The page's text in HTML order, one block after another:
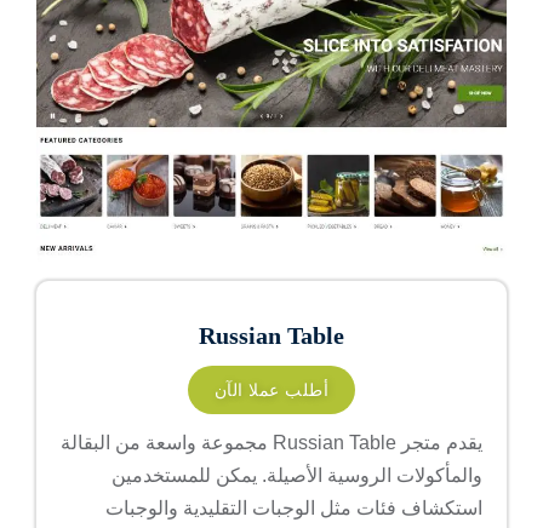
Russian Table
أطلب عملا الآن
يقدم متجر Russian Table مجموعة واسعة من البقالة
والمأكولات الروسية الأصيلة. يمكن للمستخدمين
استكشاف فئات مثل الوجبات التقليدية والوجبات